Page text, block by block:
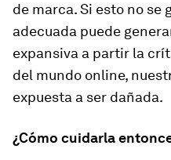
de marca. Si esto no se
adecuada puede
expansiva a partir la
del mundo online,
expuesta a ser dañada.
¿Cómo cuidarla